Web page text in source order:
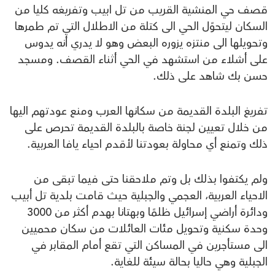
قصف حي المنشية القريب من تل ابيب وتفريغه كليا من
السكان ليتحوًل الحي الى كتلة من الاطلال التي تم طمرها
وتحويلها الى منتزه يزوره البعض وهو لا يدري أنه يدوس
على أشلاء من استشهد في الحي أثناء القصف. ومسجد
حسن بك شاهد على ذلك.
تفريغ البلدة القديمة من سكانها العرب ومنع عودتهم اليها
من خلال تعيين لجنة خاصة بالبلدة القديمة تحرص على
ذلك وتمنع أي محاولة بعودتنا لأقدم احياء يافا العربية.
ولم يكتفوا بذلك بل وتم ملاحقنا حتى فيما تبقى من
الاحياء العربية، العجمي والجبلية حيث قامت بلدية تل أبيب
ودائرة أراضي إسرائيل ظلمًا وبهتانا بهدم أكثر من 3000
وحدة سكنية وتحويل مئات العائلات من سكان محميين
الى مستأجرين في المساكن التي تقع أمام المقابر في
الجبلية وهي حاليا بحالة سيئة للغاية.